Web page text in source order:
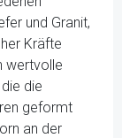
und Granit,
Kräfte
wertvolle
die
geformt
an der